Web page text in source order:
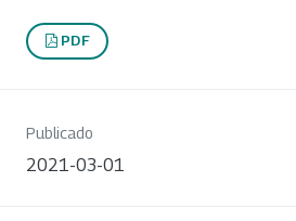
PDF
Publicado
2021-03-01